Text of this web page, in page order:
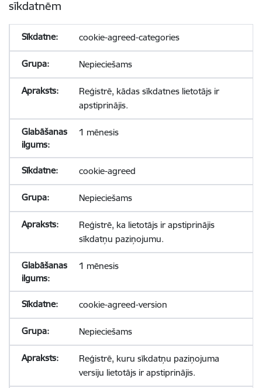
sīkdatnēm
cookie-agreed-categories
Nepieciešams
Reģistrē, kādas sīkdatnes lietotājs ir
apstiprinājis.
1 mēnesis
cookie-agreed
Nepieciešams
Reģistrē, ka lietotājs ir apstiprinājis
sīkdatņu paziņojumu.
1 mēnesis
cookie-agreed-version
Nepieciešams
Reģistrē, kuru sīkdatņu paziņojuma
versiju lietotājs ir apstiprinājis.